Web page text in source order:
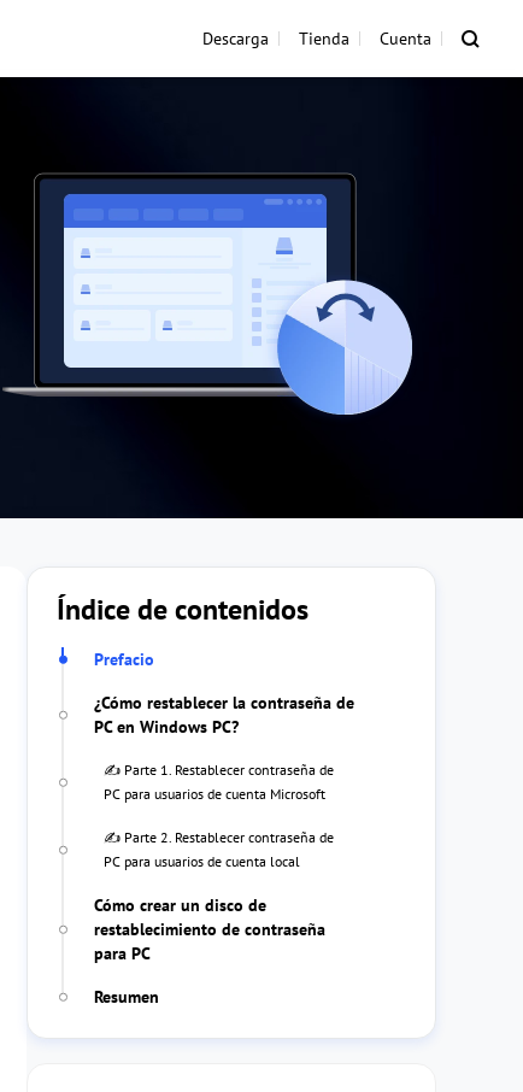
Descarga Tienda Cuenta
Índice de contenidos
Prefacio
¿Cómo restablecer la contraseña de
PC en Windows PC?
✍ Parte 1. Restablecer contraseña de
PC para usuarios de cuenta Microsoft
✍ Parte 2. Restablecer contraseña de
PC para usuarios de cuenta local
Cómo crear un disco de
restablecimiento de contraseña
para PC
Resumen